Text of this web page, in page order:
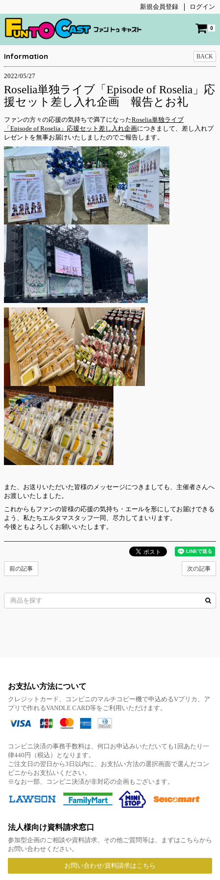
新規会員登録 ログイン
0
Information BACK
2022/05/27
Roselia単独ライブ「Episode of Roselia」応
援セット差し入れ企画 報告とお礼
ファンの方々の応援の気持ちで満了になったRoselia単独ライブ
「Episode of Roselia」応援セット差し入れ企画につきまして、差し入れプ
レゼントを無事お届けいたしましたのでご報告します。
また、お送りいただいた皆様のメッセージにつきましても、主催者さんへ
お渡しいたしました。
これからもファンの皆様の応援の気持ち・エールを形にしてお届けできる
よう、私たちエルタマスタッフ一同、尽力してまいります。
今後ともよろしくお願いいたします。
次の記事
前の記事
お支払い方法について
クレジットカード、コンビニのマルチコピー機で申込めるVプリカ、ア
プリで作れるVANDLE CARD等をご利用いただけます。
コンビニ決済の事務手数料は、何口お申込みいただいても1回あたり一
律440円（税込）となります。
ご注文日の翌日から3日以内に、お支払い方法の選択画面で選んだコン
ビニからお支払いください。
※なお一部、コンビニ決済が非対応の企画もございます。
法人様向け資料請求窓口
参加型企画のご相談や資料請求、その他ご質問等は、まずはこちらから
お問い合わせください。
お問い合わせ/資料請求はこちら